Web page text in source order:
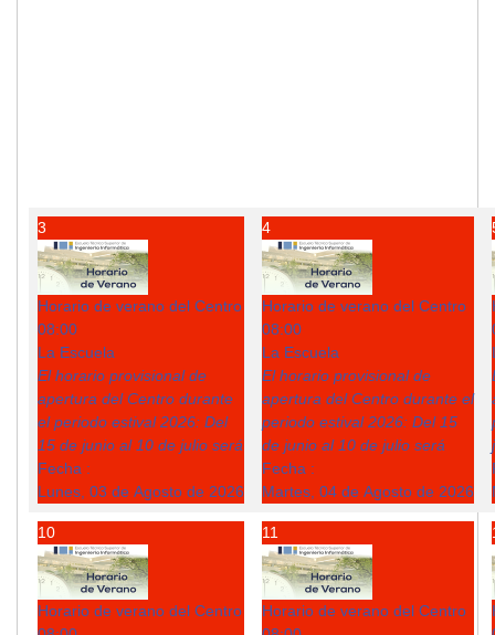
3
Horario de verano del Centro
08:00
La Escuela
El horario provisional de
apertura del Centro durante
el periodo estival 2026: Del
15 de junio al 10 de julio será
Fecha :
Lunes, 03 de Agosto de 2026
4
Horario de verano del Centro
08:00
La Escuela
El horario provisional de
apertura del Centro durante el
periodo estival 2026: Del 15
de junio al 10 de julio será
Fecha :
Martes, 04 de Agosto de 2026
10
Horario de verano del Centro
11
Horario de verano del Centro